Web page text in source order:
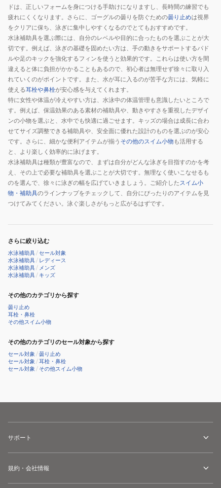
ドは、正しいフォームを身につける手助けになりますし、長時間の練習でも
疲れにくくなります。さらに、ゴーグルの曇りを防ぐための曇り止めは視界
をクリアに保ち、泳ぎに集中しやすくなるのでとてもおすすめです。
水泳補助具を選ぶ際には、自分のレベルや目的に合ったものを選ぶことが大
切です。例えば、泳ぎの基礎を固めたい方は、手の動きをサポートするパド
ルや足のキックを強化するフィンを使うと効果的です。これらは使い方を間
違えると体に負担がかかることもあるので、初心者は無理せず徐々に取り入
れていくのがポイントです。また、水が耳に入るのが苦手な方には、気軽に
使える耳栓や鼻栓が安心感を与えてくれます。
特に女性や体温が冷えやすい方は、水泳中の体温管理も意識したいところで
す。例えば、保温効果のある素材の補助具や、動きやすさを重視したデザイ
ンの小物を選ぶと、水中でも快適に過ごせます。キッズの場合は成長に合わ
せてサイズ調整できる補助具や、安全面に優れた設計のものを選ぶのが安心
です。さらに、細かな便利アイテムが揃う その他のスイム小物 も活用する
と、より楽しく効率的に泳げます。
水泳補助具は種類が豊富なので、まずは自分がどんな泳ぎを目指すのかを考
え、その上で必要な補助具を選ぶことが大切です。無理なく使いこなせるも
のを選んで、徐々に泳ぎの幅を広げていきましょう。ご紹介したスイム小
物・補助具のラインナップをチェックして、自分にぴったりのアイテムを見
つけてみてください。泳ぐ楽しさがもっと広がるはずです。
さらに絞り込む
水泳補助具/セール対象
水泳補助具/ レディース
水泳補助具/ メンズ
水泳補助具/ キッズ
その他のカテゴリから探す
曇り止め
耳栓・鼻栓
その他スイム小物
その他のカテゴリのセール対象から探す
セール対象 /曇り止め
セール対象 /耳栓・鼻栓
セール対象 / その他スイム小物
サポート
規約・会社情報